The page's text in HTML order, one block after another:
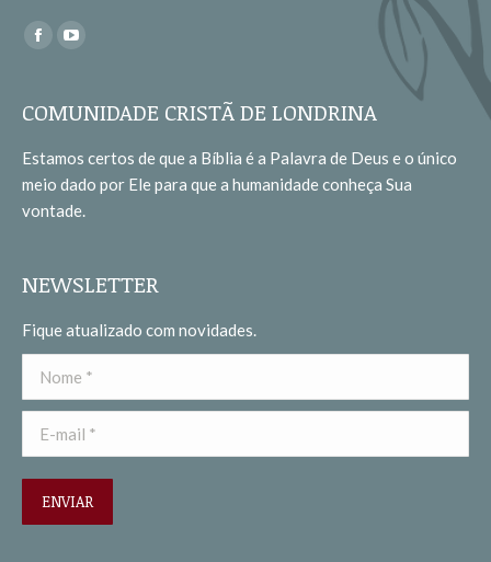
Encontre-nos em:
Facebook
opens
new
window
opens
new
window
COMUNIDADE CRISTÃ DE LONDRINA
Estamos certos de que a Bíblia é a Palavra de Deus e o único
meio dado por Ele para que a humanidade conheça Sua
vontade.
NEWSLETTER
Fique atualizado com novidades.
Nome *
E-mail *
ENVIAR